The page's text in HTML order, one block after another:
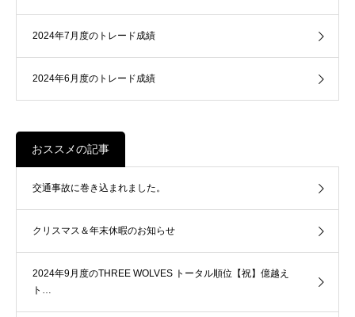
2024年7月度のトレード成績
2024年6月度のトレード成績
おススメの記事
交通事故に巻き込まれました。
クリスマス＆年末休暇のお知らせ
2024年9月度のTHREE WOLVES トータル順位【祝】億越え
ト…